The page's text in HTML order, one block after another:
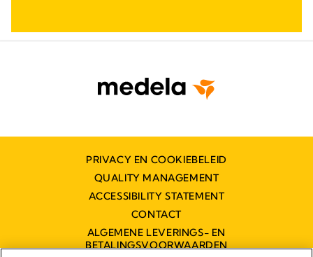
PRIVACY EN COOKIEBELEID
QUALITY MANAGEMENT
ACCESSIBILITY STATEMENT
CONTACT
ALGEMENE LEVERINGS- EN
BETALINGSVOORWAARDEN